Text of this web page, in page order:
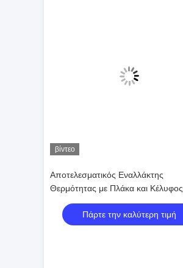
βίντεο
Αποτελεσματικός Εναλλάκτης
Θερμότητας με Πλάκα και Κέλυφος
Κυκλοφορίας
Πάρτε την καλύτερη τιμή